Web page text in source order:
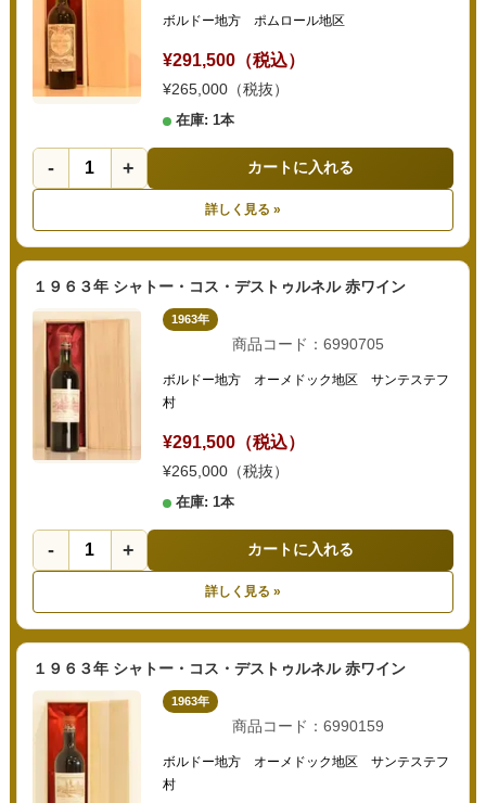
ボルドー地方 ポムロール地区
¥291,500（税込）
¥265,000（税抜）
在庫: 1本
- + カートに入れる
詳しく見る »
１９６３年 シャトー・コス・デストゥルネル 赤ワイン
1963年
商品コード：6990705
ボルドー地方 オーメドック地区 サンテステフ
村
¥291,500（税込）
¥265,000（税抜）
在庫: 1本
- + カートに入れる
詳しく見る »
１９６３年 シャトー・コス・デストゥルネル 赤ワイン
1963年
商品コード：6990159
ボルドー地方 オーメドック地区 サンテステフ
村